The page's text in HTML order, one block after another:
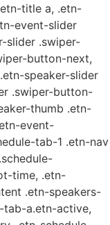
title a, .etn-
event-slider
slider .swiper-
button-next,
speaker-slider
.swiper-button-
thumb .etn-
event-
tab-1 .etn-nav
time, .etn-
.etn-speakers-
tab-a.etn-active,